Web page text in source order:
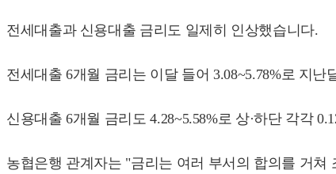
전세대출과 신용대출 금리도 일제히 인상했습니다.
전세대출 6개월 금리는 이달 들어 3.08~5.78%로 지난
신용대출 6개월 금리도 4.28~5.58%로 상·하단 각각
농협은행 관계자는 "금리는 여러 부서의 합의를 거